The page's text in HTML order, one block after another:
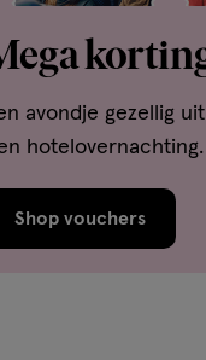
avondje gezellig
Shop vouchers